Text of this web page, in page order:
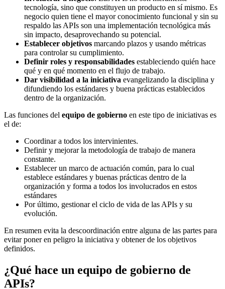
tecnología, sino que constituyen un producto en sí mismo. Es
negocio quien tiene el mayor conocimiento funcional y sin su
respaldo las APIs son una implementación tecnológica más
sin impacto, desaprovechando su potencial.
Establecer objetivos marcando plazos y usando métricas
para controlar su cumplimiento.
Definir roles y responsabilidades estableciendo quién hace
qué y en qué momento en el flujo de trabajo.
Dar visibilidad a la iniciativa evangelizando la disciplina y
difundiendo los estándares y buena prácticas establecidos
dentro de la organización.
Las funciones del equipo de gobierno en este tipo de iniciativas es
el de:
Coordinar a todos los intervinientes.
Definir y mejorar la metodología de trabajo de manera
constante.
Establecer un marco de actuación común, para lo cual
establece estándares y buenas prácticas dentro de la
organización y forma a todos los involucrados en estos
estándares
Por último, gestionar el ciclo de vida de las APIs y su
evolución.
En resumen evita la descoordinación entre alguna de las partes para
evitar poner en peligro la iniciativa y obtener de los objetivos
definidos.
¿Qué hace un equipo de gobierno de
APIs?